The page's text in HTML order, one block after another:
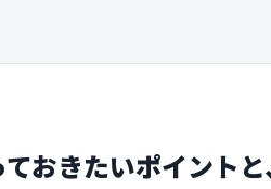
おきたいポイント